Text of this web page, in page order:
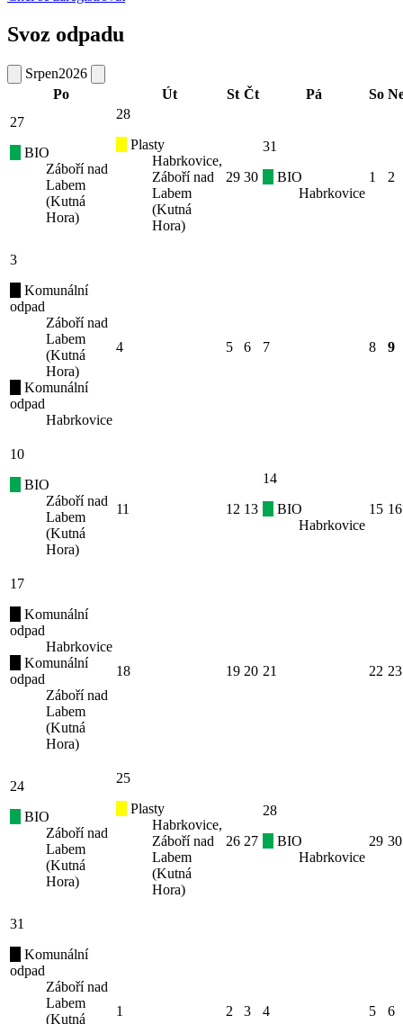
Svoz odpadu
Srpen2026
Po
Út St Čt Pá So
27
BIO
Záboří nad
Labem
(Kutná
Hora)
28
Plasty
Habrkovice,
Záboří nad
Labem
(Kutná
Hora)
29 30
31
BIO
Habrkovice
1 2
3
Komunální
odpad
Záboří nad
Labem
(Kutná
Hora)
Komunální
odpad
Habrkovice
4 5 6 7 8 9
10
BIO
Záboří nad
Labem
(Kutná
Hora)
11 12 13
14
BIO
Habrkovice
15 16
17
Komunální
odpad
Habrkovice
Komunální
odpad
Záboří nad
Labem
(Kutná
Hora)
18 19 20 21 22 23
24
BIO
Záboří nad
Labem
(Kutná
Hora)
25
Plasty
Habrkovice,
Záboří nad
Labem
(Kutná
Hora)
26 27
28
BIO
Habrkovice
29 30
31
Komunální
odpad
Záboří nad
Labem
(Kutná
1 2 3 4 5 6